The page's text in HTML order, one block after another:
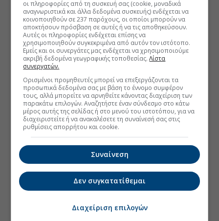
οι πληροφορίες από τη συσκευή σας (cookie, μοναδικά
αναγνωριστικά και άλλα δεδομένα συσκευής) ενδέχεται να
κοινοποιηθούν σε 237 παρόχους, οι οποίοι μπορούν να
αποκτήσουν πρόσβαση σε αυτές ή να τις αποθηκεύσουν.
Αυτές οι πληροφορίες ενδέχεται επίσης να
χρησιμοποιηθούν συγκεκριμένα από αυτόν τον ιστότοπο.
Εμείς και οι συνεργάτες μας ενδέχεται να χρησιμοποιούμε
ακριβή δεδομένα γεωγραφικής τοποθεσίας.Λίστα
συνεργατών.
Ορισμένοι προμηθευτές μπορεί να επεξεργάζονται τα
προσωπικά δεδομένα σας με βάση το έννομο συμφέρον
τους, αλλά μπορείτε να αρνηθείτε κάνοντας διαχείριση των
παρακάτω επιλογών. Αναζητήστε έναν σύνδεσμο στο κάτω
μέρος αυτής της σελίδας ή στο μενού του ιστοτόπου, για να
διαχειριστείτε ή να ανακαλέσετε τη συναίνεσή σας στις
ρυθμίσεις απορρήτου και cookie.
Συναίνεση
Δεν συγκατατίθεμαι
Διαχείριση επιλογών